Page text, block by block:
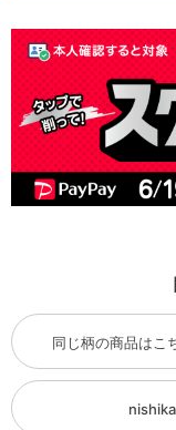
同じ柄の商品はこ